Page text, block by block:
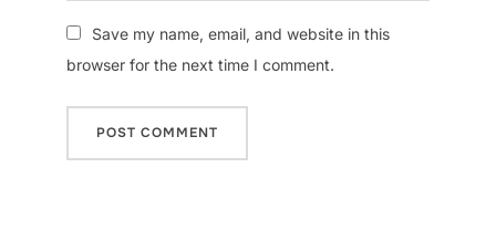
Save my name, email, and website in this
browser for the next time I comment.